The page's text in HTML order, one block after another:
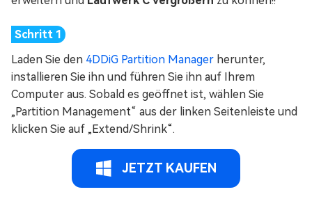
Laden Sie den 4DDiG Partition Manager herunter,
installieren Sie ihn und führen Sie ihn auf Ihrem
Computer aus. Sobald es geöffnet ist, wählen Sie
„Partition Management“ aus der linken Seitenleiste und
klicken Sie auf „Extend/Shrink“.
JETZT KAUFEN